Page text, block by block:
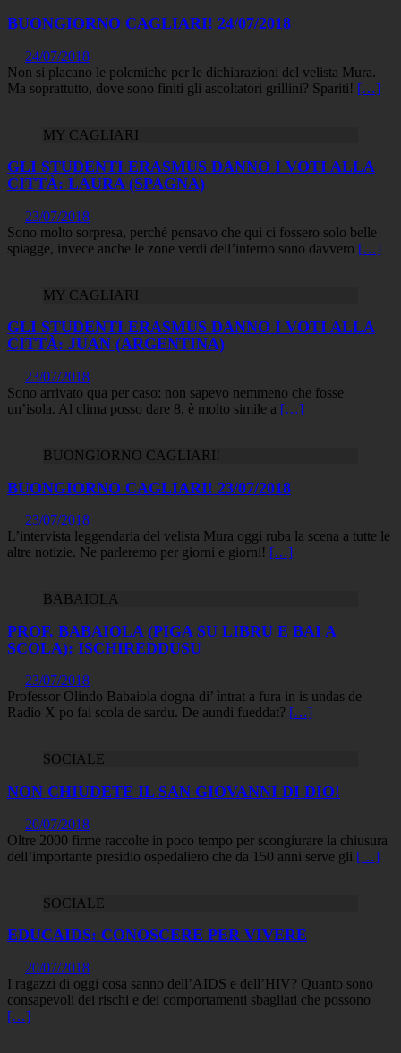
BUONGIORNO CAGLIARI! 24/07/2018
24/07/2018
Non si placano le polemiche per le dichiarazioni del velista Mura.
Ma soprattutto, dove sono finiti gli ascoltatori grillini? Spariti! […]
MY CAGLIARI
GLI STUDENTI ERASMUS DANNO I VOTI ALLA
CITTÀ: LAURA (SPAGNA)
23/07/2018
Sono molto sorpresa, perché pensavo che qui ci fossero solo belle
spiagge, invece anche le zone verdi dell’interno sono davvero […]
MY CAGLIARI
GLI STUDENTI ERASMUS DANNO I VOTI ALLA
CITTÀ: JUAN (ARGENTINA)
23/07/2018
Sono arrivato qua per caso: non sapevo nemmeno che fosse
un’isola. Al clima posso dare 8, è molto simile a […]
BUONGIORNO CAGLIARI!
BUONGIORNO CAGLIARI! 23/07/2018
23/07/2018
L’intervista leggendaria del velista Mura oggi ruba la scena a tutte le
altre notizie. Ne parleremo per giorni e giorni! […]
BABAIOLA
PROF. BABAIOLA (PIGA SU LIBRU E BAI A
SCOLA): ISCHIREDDUSU
23/07/2018
Professor Olindo Babaiola dogna di’ ìntrat a fura in is undas de
Radio X po fai scola de sardu. De aundi fueddat? […]
SOCIALE
NON CHIUDETE IL SAN GIOVANNI DI DIO!
20/07/2018
Oltre 2000 firme raccolte in poco tempo per scongiurare la chiusura
dell’importante presidio ospedaliero che da 150 anni serve gli […]
SOCIALE
EDUCAIDS: CONOSCERE PER VIVERE
20/07/2018
I ragazzi di oggi cosa sanno dell’AIDS e dell’HIV? Quanto sono
consapevoli dei rischi e dei comportamenti sbagliati che possono
[…]